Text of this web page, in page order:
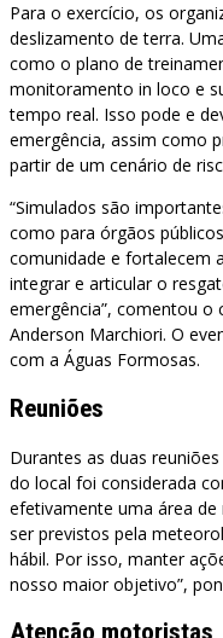
Para o exercício, os
deslizamento de terra.
como o plano de
monitoramento in loco e
tempo real. Isso pode e
emergência, assim como
partir de um cenário de
“Simulados são
como para órgãos
comunidade e fortalecem
integrar e articular o
emergência”, comentou o
Anderson Marchiori. O
com a Águas Formosas.
Reuniões
Durantes as duas
do local foi considerada
efetivamente uma área de
ser previstos pela
hábil. Por isso, manter
nosso maior objetivo”,